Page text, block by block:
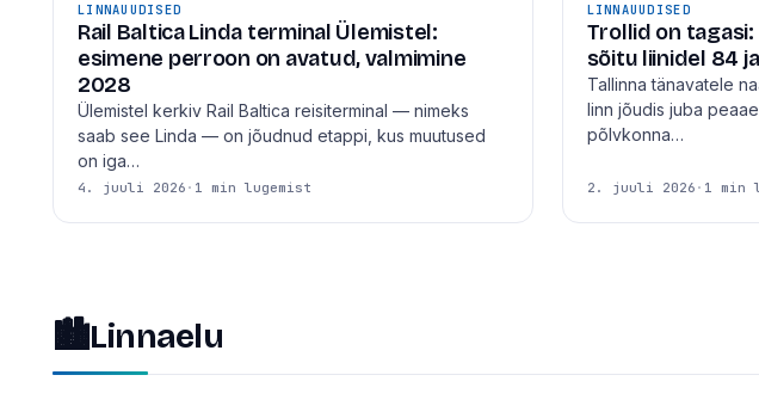
LINNAUUDISED
Rail Baltica Linda terminal Ülemistel:
esimene perroon on avatud, valmimine
2028
Ülemistel kerkiv Rail Baltica reisiterminal — nimeks
saab see Linda — on jõudnud etappi, kus muutused
on iga…
4. juuli 2026 · 1 min lugemist
LINNAUUDISED
Trollid on
sõitu liinidel 84
Tallinna tänavatele
linn jõudis juba
põlvkonna…
2. juuli 2026 · 1 min
🏙Linnaelu